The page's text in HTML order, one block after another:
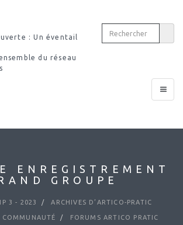
: Un éventail
du réseau
Toggle
ENREGISTREMENT
GROUPE
3 - 2023 ARCHIVES D’ARTICO-PRATIC
FORUMS ARTICO PRATIC